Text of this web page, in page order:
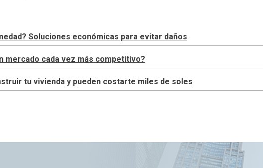
Soluciones económicas para evitar daños
mercado cada vez más competitivo?
tu vivienda y pueden costarte miles de soles